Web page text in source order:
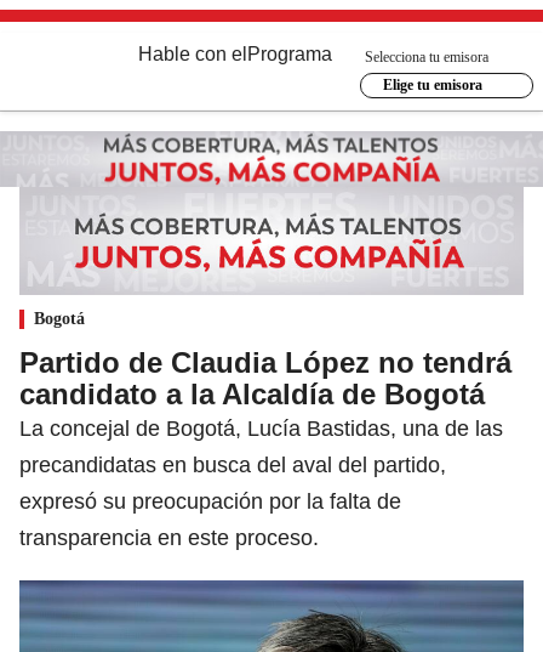
Hable con el Programa
Selecciona tu emisora
Elige tu emisora
Bogotá
Partido de Claudia López no tendrá
candidato a la Alcaldía de Bogotá
La concejal de Bogotá, Lucía Bastidas, una de las
precandidatas en busca del aval del partido,
expresó su preocupación por la falta de
transparencia en este proceso.